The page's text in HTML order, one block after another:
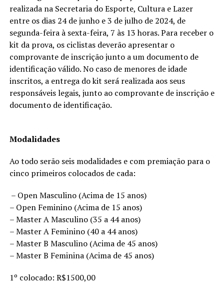
realizada na Secretaria do Esporte, Cultura e Lazer
entre os dias 24 de junho e 3 de julho de 2024, de
segunda-feira à sexta-feira, 7 às 13 horas. Para receber o
kit da prova, os ciclistas deverão apresentar o
comprovante de inscrição junto a um documento de
identificação válido. No caso de menores de idade
inscritos, a entrega do kit será realizada aos seus
responsáveis legais, junto ao comprovante de inscrição e
documento de identificação.
Modalidades
Ao todo serão seis modalidades e com premiação para o
cinco primeiros colocados de cada:
– Open Masculino (Acima de 15 anos)
– Open Feminino (Acima de 15 anos)
– Master A Masculino (35 a 44 anos)
– Master A Feminino (40 a 44 anos)
– Master B Masculino (Acima de 45 anos)
– Master B Feminina (Acima de 45 anos)
1º colocado: R$1500,00